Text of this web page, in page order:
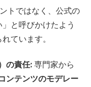
トではなく、公式の
と呼びかけたよう
ています。
の責任: 専門家から
ンテンツのモデレー